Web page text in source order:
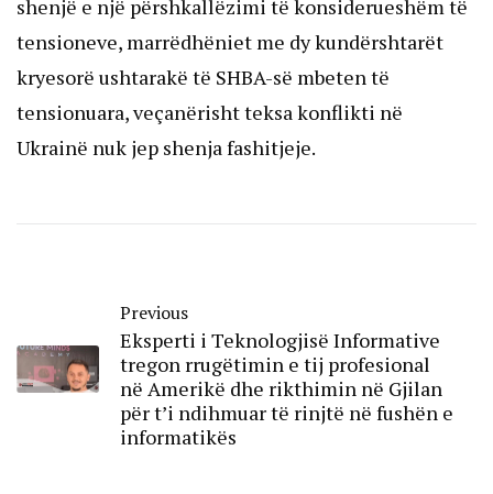
shenjë e një përshkallëzimi të konsiderueshëm të
tensioneve, marrëdhëniet me dy kundërshtarët
kryesorë ushtarakë të SHBA-së mbeten të
tensionuara, veçanërisht teksa konflikti në
Ukrainë nuk jep shenja fashitjeje.
Previous
Eksperti i Teknologjisë Informative
tregon rrugëtimin e tij profesional
në Amerikë dhe rikthimin në Gjilan
për t’i ndihmuar të rinjtë në fushën e
informatikës